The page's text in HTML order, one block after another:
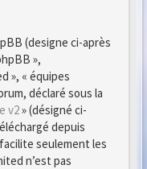
(designe ci-après
»,
», « équipes
déclaré sous la
v2» (désigné ci-
depuis
seulement les
n’est pas